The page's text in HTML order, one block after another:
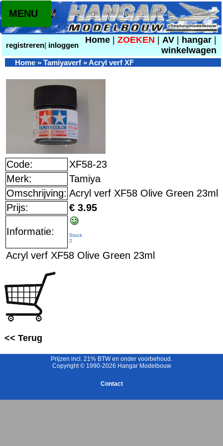
registreren| inloggen
Home ZOEKEN AV hangar
winkelwagen
MENU
Home » Tamiyaverf »Acryl verf XF
Code:
XF58-23
Merk:
Tamiya
Omschrijving: Acryl verf XF58 Olive Green 23ml
Prijs:
€ 3.95
Informatie:
Stock
2
Acryl verf XF58 Olive Green 23ml
<< Terug
Prijzen incl. 21% BTW en onder voorbehoud.
Copyright © 1990-2026 Hangar Modelbouw
Contact